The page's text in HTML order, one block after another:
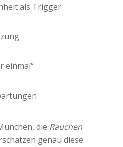
als Trigger
einmal“
die Rauchen
genau diese